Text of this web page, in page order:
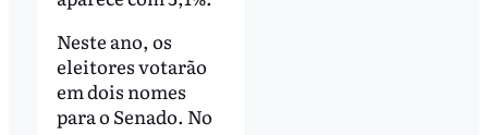
Neste ano, os
eleitores votarão
em dois nomes
para o Senado. No